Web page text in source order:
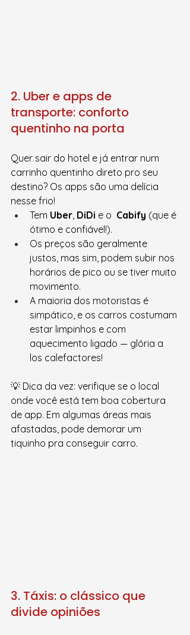
2. Uber e apps de
transporte: conforto
quentinho na porta
Quer sair do hotel e já entrar num
carrinho quentinho direto pro seu
destino? Os apps são uma delícia
nesse frio!
Tem Uber, DiDi e o Cabify (que é
ótimo e confiável!).
Os preços são geralmente
justos, mas sim, podem subir nos
horários de pico ou se tiver muito
movimento.
A maioria dos motoristas é
simpático, e os carros costumam
estar limpinhos e com
aquecimento ligado — glória a
los calefactores!
💡 Dica da vez: verifique se o local
onde você está tem boa cobertura
de app. Em algumas áreas mais
afastadas, pode demorar um
tiquinho pra conseguir carro.
3. Táxis: o clássico que
divide opiniões